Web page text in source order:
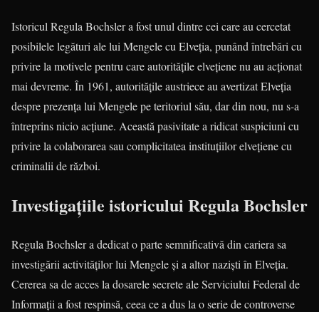
Istoricul Regula Bochsler a fost unul dintre cei care au cercetat
posibilele legături ale lui Mengele cu Elveția, punând întrebări cu
privire la motivele pentru care autoritățile elvețiene nu au acționat
mai devreme. În 1961, autoritățile austriece au avertizat Elveția
despre prezența lui Mengele pe teritoriul său, dar din nou, nu s-a
întreprins nicio acțiune. Această pasivitate a ridicat suspiciuni cu
privire la colaborarea sau complicitatea instituțiilor elvețiene cu
criminalii de război.
Investigațiile istoricului Regula Bochsler
Regula Bochsler a dedicat o parte semnificativă din cariera sa
investigării activităților lui Mengele și a altor naziști în Elveția.
Cererea sa de acces la dosarele secrete ale Serviciului Federal de
Informații a fost respinsă, ceea ce a dus la o serie de controverse